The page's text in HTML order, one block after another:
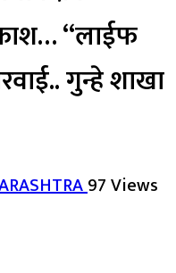
“लाईफ
गुन्हे शाखा
97 Views